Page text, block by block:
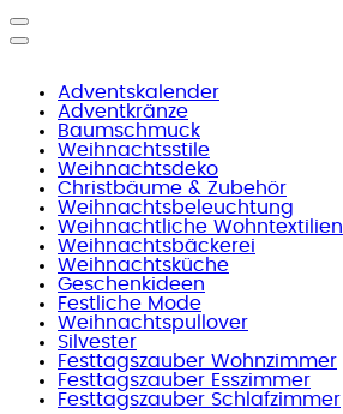
Adventskalender
Adventkränze
Baumschmuck
Weihnachtsstile
Weihnachtsdeko
Christbäume & Zubehör
Weihnachtsbeleuchtung
Weihnachtliche Wohntextilien
Weihnachtsbäckerei
Weihnachtsküche
Geschenkideen
Festliche Mode
Weihnachtspullover
Silvester
Festtagszauber Wohnzimmer
Festtagszauber Esszimmer
Festtagszauber Schlafzimmer